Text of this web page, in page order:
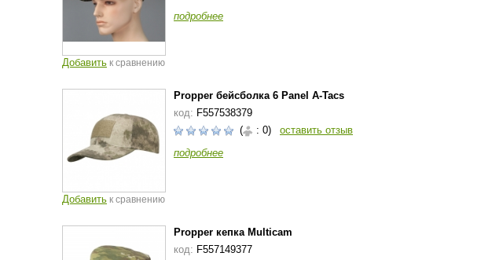
Добавить к сравнению
подробнее
Добавить к сравнению
Propper бейсболка 6 Panel A-Tacs
код: F557538379
(
: 0)
оставить отзыв
подробнее
Propper кепка Multicam
код: F557149377